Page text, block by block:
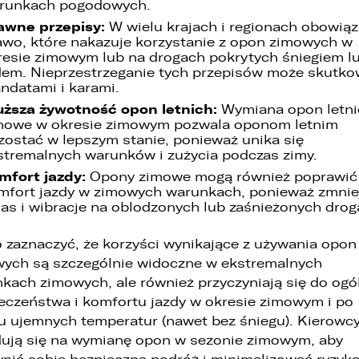
pogodowych.
przepisy: W wielu krajach i regionach
które nakazuje korzystanie z opon zimowych w
zimowym lub na drogach pokrytych śniegiem
Nieprzestrzeganie tych przepisów może
i karami.
żywotność opon letnich: Wymiana opon
w okresie zimowym pozwala oponom letnim
w lepszym stanie, ponieważ unika się
warunków i zużycia podczas zimy.
jazdy: Opony zimowe mogą również poprawić
jazdy w zimowych warunkach, ponieważ
i wibracje na oblodzonych lub zaśnieżonych
zaznaczyć, że korzyści wynikające z używania opon
są szczególnie widoczne w ekstremalnych
zimowych, ale również przyczyniają się do
i komfortu jazdy w okresie zimowym i po
ujemnych temperatur (nawet bez śniegu).
się na wymianę opon w sezonie zimowym, aby
PORÓWNYWARKA JEST PEŁNA!
W porównywarce mogą znajdować się jednocześnie trzy samochody.
Wybierz samochód, który mamy zastąpićAudi Q7 45 TDI quattro.
ZASTĄP
gdzie chcesz udostępnić ofertę.
FACEBOOK
1. wyłącznie podmioty uprawnione do uzyskania danych osobowych na
podstawie przepisów prawa,
2. osoby upoważnione przez Administratora do przetwarzania danych w
ramach wykonywania swoich obowiązków służbowych,
3. podmioty, którym Administrator zleca wykonanie czynności, z którymi
się konieczność przetwarzania danych (podmioty przetwarzające).
Państwa dane będą przechowywane przez Administratora przez okres
udzielonej przez Państwa zgody.
Posiadają Państwo prawo do żądania od administratora dostępu do
a także prawo sprzeciwu, żądania zaprzestania
i przenoszenia danych, jak również prawo do cofnięcia
w dowolnym momencie bez wpływu na zgodność z prawem
którego dokonano na podstawie zgody przed jej
Mają Państwo prawo do wniesienia skargi do Prezesa Urzędu
Danych Osobowych (PUODO) w uzasadnionych przypadkach
przetwarzania Państwa danych niezgodnego z prawem.